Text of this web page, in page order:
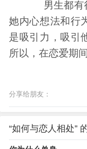
男生都有很
她内心想法和行
是吸引力，吸引
所以，在恋爱期
分享给朋友：
“如何与恋人相处”